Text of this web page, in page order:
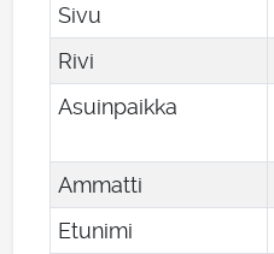
Sivu
Rivi
Asuinpaikka
Ammatti
Etunimi